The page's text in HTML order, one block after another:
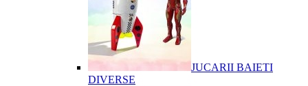
JUCARII BAIETI
DIVERSE